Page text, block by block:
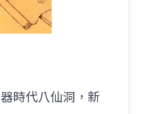
時代八仙洞，新